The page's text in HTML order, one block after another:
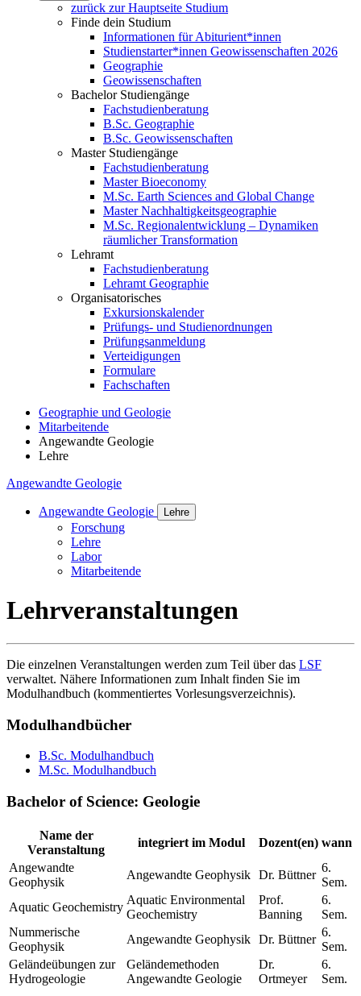
zurück zur Hauptseite Studium
Finde dein Studium
Informationen für Abiturient*innen
Studienstarter*innen Geowissenschaften 2026
Geographie
Geowissenschaften
Bachelor Studiengänge
Fachstudienberatung
B.Sc. Geographie
B.Sc. Geowissenschaften
Master Studiengänge
Fachstudienberatung
Master Bioeconomy
M.Sc. Earth Sciences and Global Change
Master Nachhaltigkeitsgeographie
M.Sc. Regionalentwicklung – Dynamiken
räumlicher Transformation
Lehramt
Fachstudienberatung
Lehramt Geographie
Organisatorisches
Exkursionskalender
Prüfungs- und Studienordnungen
Prüfungsanmeldung
Verteidigungen
Formulare
Fachschaften
Geographie und Geologie
Mitarbeitende
Angewandte Geologie
Lehre
Angewandte Geologie
Angewandte Geologie Lehre
Forschung
Lehre
Labor
Mitarbeitende
Lehrveranstaltungen
Die einzelnen Veranstaltungen werden zum Teil über das LSF
verwaltet. Nähere Informationen zum Inhalt finden Sie im
Modulhandbuch (kommentiertes Vorlesungsverzeichnis).
Modulhandbücher
B.Sc. Modulhandbuch
M.Sc. Modulhandbuch
Bachelor of Science: Geologie
Name der
Veranstaltung
integriert im Modul Dozent(en) wann
Angewandte
Geophysik
Angewandte Geophysik Dr. Büttner
6.
Sem.
Aquatic Geochemistry
Aquatic Environmental
Geochemistry
Prof.
Banning
6.
Sem.
Nummerische
Geophysik
Angewandte Geophysik Dr. Büttner
6.
Sem.
Geländeübungen zur
Hydrogeologie
Geländemethoden
Angewandte Geologie
Dr.
Ortmeyer
6.
Sem.